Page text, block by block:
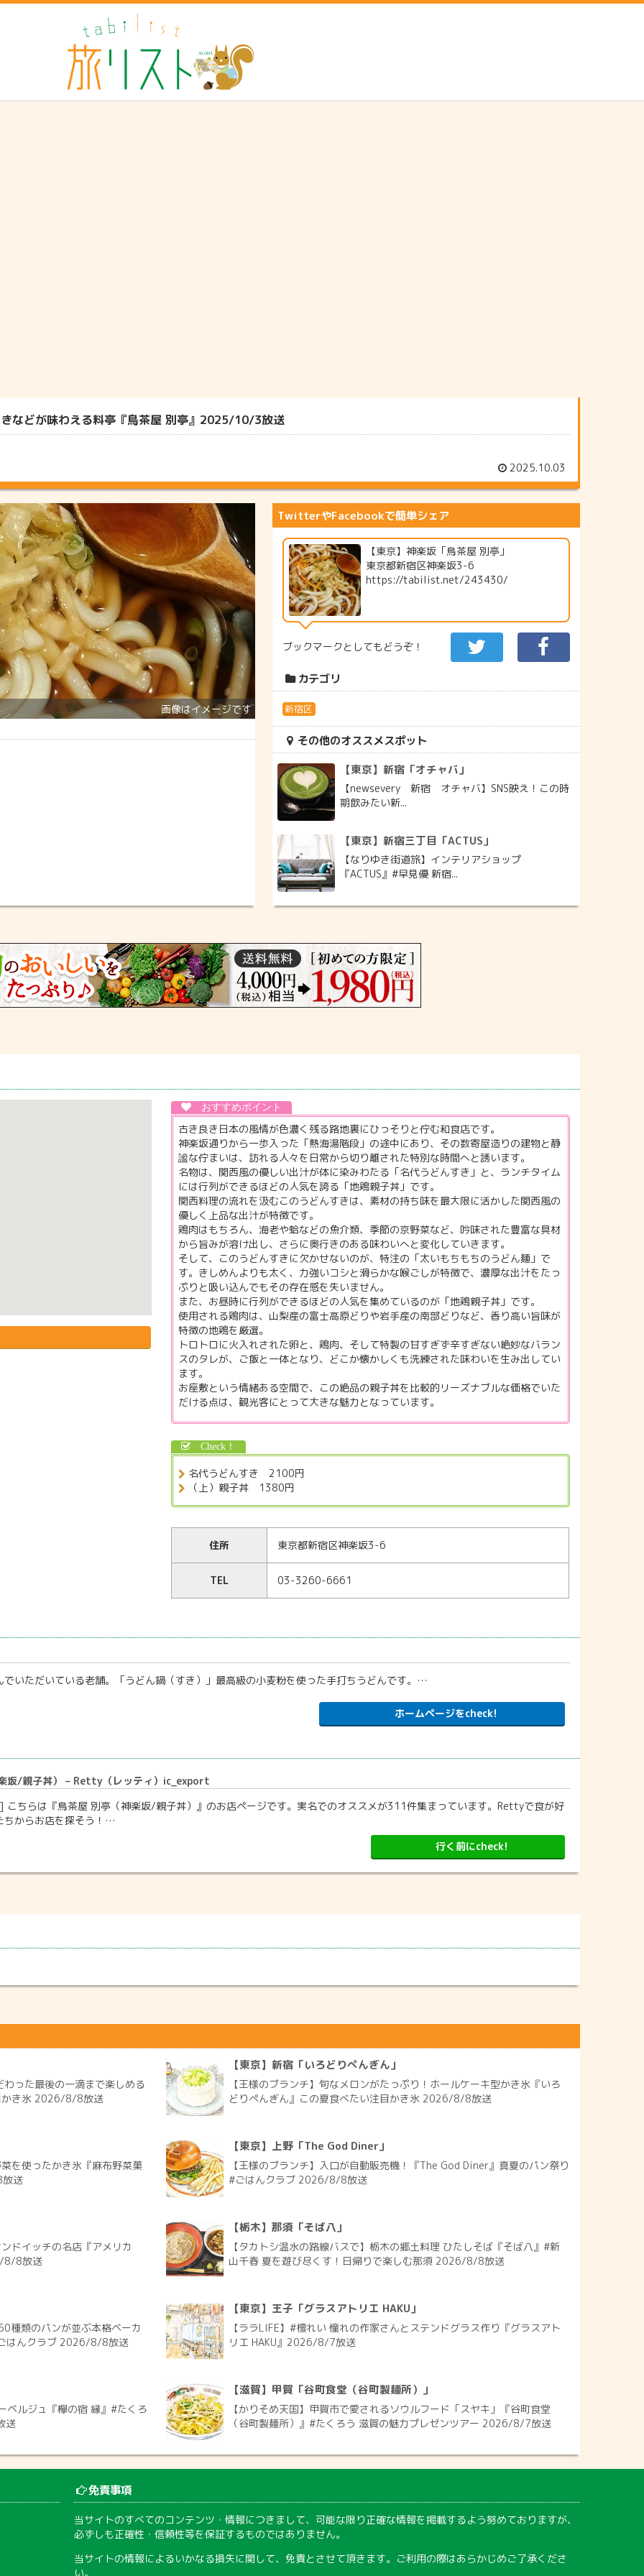
などが味わえる料亭『鳥茶屋 別亭』2025/10/3放送
2025.10.03
TwitterやFacebookで簡単シェア
【東京】神楽坂「鳥茶屋 別亭」
東京都新宿区神楽坂3-6
https://tabilist.net/243430/
ブックマークとしてもどうぞ！
カテゴリ
新宿区
その他のオススメスポット
【東京】新宿「オチャバ」
【newsevery 新宿 オチャバ】SNS映え！この時
期飲みたい新...
【東京】新宿三丁目「ACTUS」
【なりゆき街道旅】インテリアショップ
『ACTUS』#早見優 新宿...
古き良き日本の風情が色濃く残る路地裏にひっそりと佇む和食店です。
神楽坂通りから一歩入った「熱海湯階段」の途中にあり、その数寄屋造りの建物と静
謐な佇まいは、訪れる人々を日常から切り離された特別な時間へと誘います。
名物は、関西風の優しい出汁が体に染みわたる「名代うどんすき」と、ランチタイム
には行列ができるほどの人気を誇る「地鶏親子丼」です。
関西料理の流れを汲むこのうどんすきは、素材の持ち味を最大限に活かした関西風の
優しく上品な出汁が特徴です。
鶏肉はもちろん、海老や蛤などの魚介類、季節の京野菜など、吟味された豊富な具材
から旨みが溶け出し、さらに奥行きのある味わいへと変化していきます。
そして、このうどんすきに欠かせないのが、特注の「太いもちもちのうどん麺」で
す。きしめんよりも太く、力強いコシと滑らかな喉ごしが特徴で、濃厚な出汁をたっ
ぷりと吸い込んでもその存在感を失いません。
また、お昼時に行列ができるほどの人気を集めているのが「地鶏親子丼」です。
使用される鶏肉は、山梨産の富士高原どりや岩手産の南部どりなど、香り高い旨味が
特徴の地鶏を厳選。
トロトロに火入れされた卵と、鶏肉、そして特製の甘すぎず辛すぎない絶妙なバラン
スのタレが、ご飯と一体となり、どこか懐かしくも洗練された味わいを生み出してい
ます。
お座敷という情緒ある空間で、この絶品の親子丼を比較的リーズナブルな価格でいた
だける点は、観光客にとって大きな魅力となっています。
名代うどんすき 2100円
（上）親子丼 1380円
住所 東京都新宿区神楽坂3-6
TEL 03-3260-6661
いただいている老舗。「うどん鍋（すき）」最高級の小麦粉を使った手打ちうどんです。…
ホームページをcheck!
坂/親子丼） – Retty（レッティ）ic_export
ちらは『鳥茶屋 別亭（神楽坂/親子丼）』のお店ページです。実名でのオススメが311件集まっています。Rettyで食が好
ちからお店を探そう！…
行く前にcheck!
わった最後の一滴まで楽しめる
かき氷 2026/8/8放送
【東京】新宿「いろどりぺんぎん」
【王様のブランチ】旬なメロンがたっぷり！ホールケーキ型かき氷『いろ
どりぺんぎん』この夏食べたい注目かき氷 2026/8/8放送
を使ったかき氷『麻布野菜菓
送
【東京】上野「The God Diner」
【王様のブランチ】入口が自動販売機！『The God Diner』真夏のパン祭り
#ごはんクラブ 2026/8/8放送
ドイッチの名店『アメリカ
8/8放送
【栃木】那須「そば八」
【タカトシ温水の路線バスで】栃木の郷土料理 ひたしそば『そば八』#新
山千春 夏を遊び尽くす！日帰りで楽しむ那須 2026/8/8放送
種類のパンが並ぶ本格ベーカ
はんクラブ 2026/8/8放送
【東京】王子「グラスアトリエ HAKU」
【ララLIFE】#檀れい 憧れの作家さんとステンドグラス作り『グラスアト
リエ HAKU』2026/8/7放送
ベルジュ『欅の宿 縁』#たくろ
送
【滋賀】甲賀「谷町食堂（谷町製麺所）」
【かりそめ天国】甲賀市で愛されるソウルフード「スヤキ」『谷町食堂
（谷町製麺所）』#たくろう 滋賀の魅力プレゼンツアー 2026/8/7放送
免責事項
当サイトのすべてのコンテンツ・情報につきまして、可能な限り正確な情報を掲載するよう努めておりますが、
必ずしも正確性・信頼性等を保証するものではありません。
当サイトの情報によるいかなる損失に関して、免責とさせて頂きます。ご利用の際はあらかじめご了承くださ
い。